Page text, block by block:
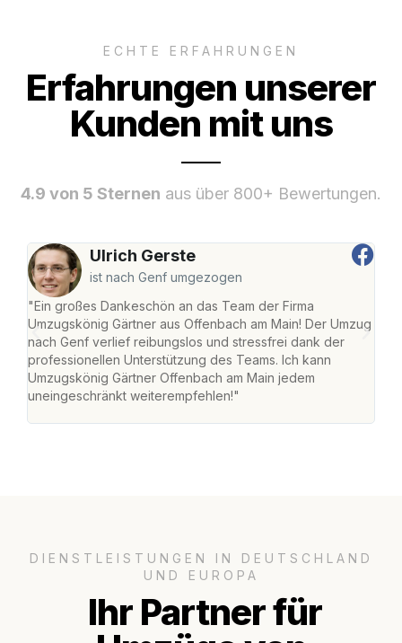
ECHTE ERFAHRUNGEN
Erfahrungen unserer
Kunden mit uns
4.9 von 5 Sternen aus über 800+ Bewertungen.
Ulrich Gerste
ist nach Genf umgezogen
"Ein großes Dankeschön an das Team der Firma
Umzugskönig Gärtner aus Offenbach am Main! Der Umzug
nach Genf verlief reibungslos und stressfrei dank der
professionellen Unterstützung des Teams. Ich kann
Umzugskönig Gärtner Offenbach am Main jedem
uneingeschränkt weiterempfehlen!"
DIENSTLEISTUNGEN IN DEUTSCHLAND
UND EUROPA
Ihr Partner für